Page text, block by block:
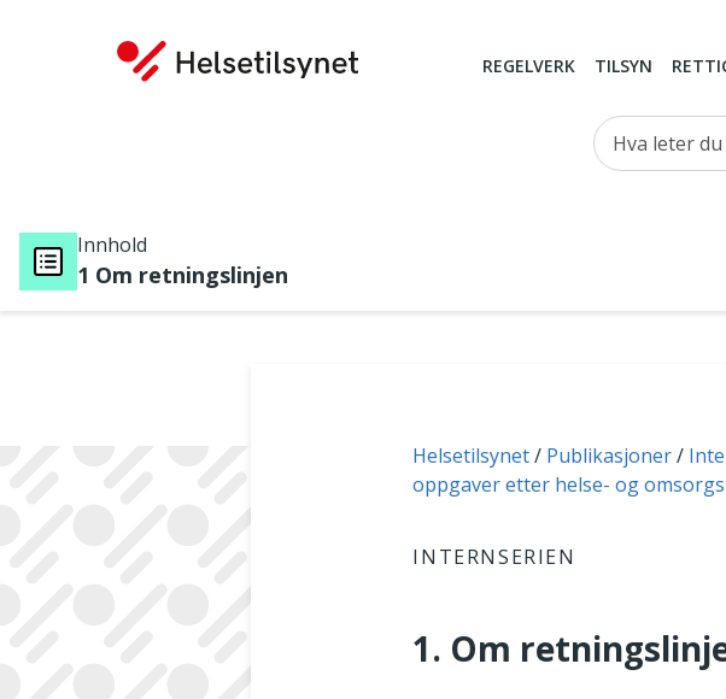
REGELVERK TILSYN
Hva leter du
Innhold
1 Om retningslinjen
Du er her:
Helsetilsynet Publikasjoner
oppgaver etter helse- og
INTERNSERIEN
1. Om